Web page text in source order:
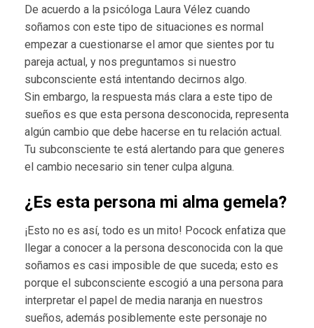
De acuerdo a la psicóloga Laura Vélez cuando
soñamos con este tipo de situaciones es normal
empezar a cuestionarse el amor que sientes por tu
pareja actual, y nos preguntamos si nuestro
subconsciente está intentando decirnos algo.
Sin embargo, la respuesta más clara a este tipo de
sueños es que esta persona desconocida, representa
algún cambio que debe hacerse en tu relación actual.
Tu subconsciente te está alertando para que generes
el cambio necesario sin tener culpa alguna.
¿Es esta persona mi alma gemela?
¡Esto no es así, todo es un mito! Pocock enfatiza que
llegar a conocer a la persona desconocida con la que
soñamos es casi imposible de que suceda; esto es
porque el subconsciente escogió a una persona para
interpretar el papel de media naranja en nuestros
sueños, además posiblemente este personaje no